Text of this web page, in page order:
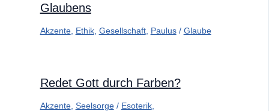
Glaubens
Akzente, Ethik, Gesellschaft, Paulus/ Glaube
Redet Gott durch Farben?
Akzente, Seelsorge/ Esoterik,